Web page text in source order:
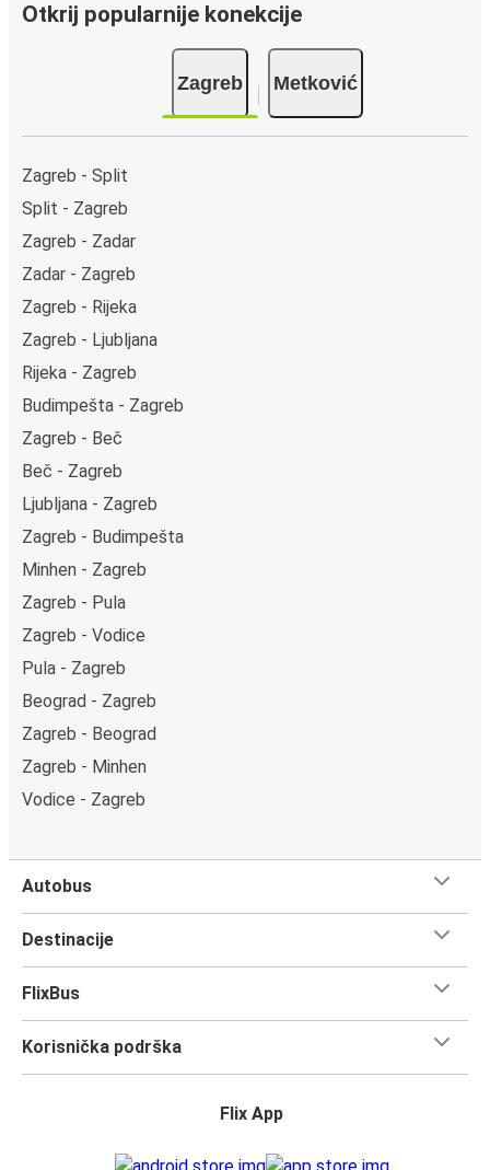
Otkrij popularnije konekcije
Zagreb Metković
Zagreb - Split
Split - Zagreb
Zagreb - Zadar
Zadar - Zagreb
Zagreb - Rijeka
Zagreb - Ljubljana
Rijeka - Zagreb
Budimpešta - Zagreb
Zagreb - Beč
Beč - Zagreb
Ljubljana - Zagreb
Zagreb - Budimpešta
Minhen - Zagreb
Zagreb - Pula
Zagreb - Vodice
Pula - Zagreb
Beograd - Zagreb
Zagreb - Beograd
Zagreb - Minhen
Vodice - Zagreb
Autobus
Destinacije
FlixBus
Korisnička podrška
Flix App